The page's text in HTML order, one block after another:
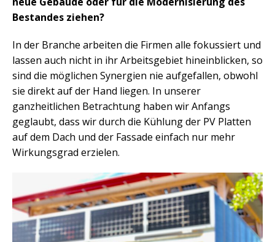
Bestandes ziehen?
In der Branche arbeiten die Firmen alle fokussiert und
lassen auch nicht in ihr Arbeitsgebiet hineinblicken, so
sind die möglichen Synergien nie aufgefallen, obwohl
sie direkt auf der Hand liegen. In unserer
ganzheitlichen Betrachtung haben wir Anfangs
geglaubt, dass wir durch die Kühlung der PV Platten
auf dem Dach und der Fassade einfach nur mehr
Wirkungsgrad erzielen.